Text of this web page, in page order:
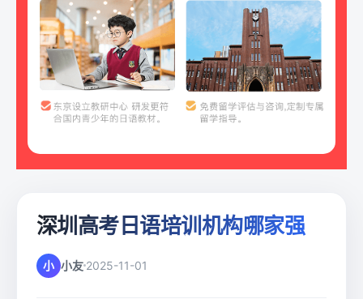
深圳高考日语培训机构哪家强
小 小友 2025-11-01